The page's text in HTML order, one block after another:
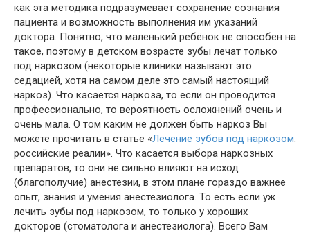
как эта методика подразумевает сохранение сознания
пациента и возможность выполнения им указаний
доктора. Понятно, что маленький ребёнок не способен на
такое, поэтому в детском возрасте зубы лечат только
под наркозом (некоторые клиники называют это
седацией, хотя на самом деле это самый настоящий
наркоз). Что касается наркоза, то если он проводится
профессионально, то вероятность осложнений очень и
очень мала. О том каким не должен быть наркоз Вы
можете прочитать в статье «Лечение зубов под наркозом:
российские реалии». Что касается выбора наркозных
препаратов, то они не сильно влияют на исход
(благополучие) анестезии, в этом плане гораздо важнее
опыт, знания и умения анестезиолога. То есть если уж
лечить зубы под наркозом, то только у хороших
докторов (стоматолога и анестезиолога). Всего Вам